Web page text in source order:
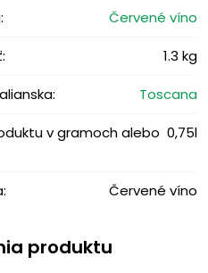
Červené víno
1.3 kg
Toscana
v gramoch alebo 0,75l
Červené víno
produktu